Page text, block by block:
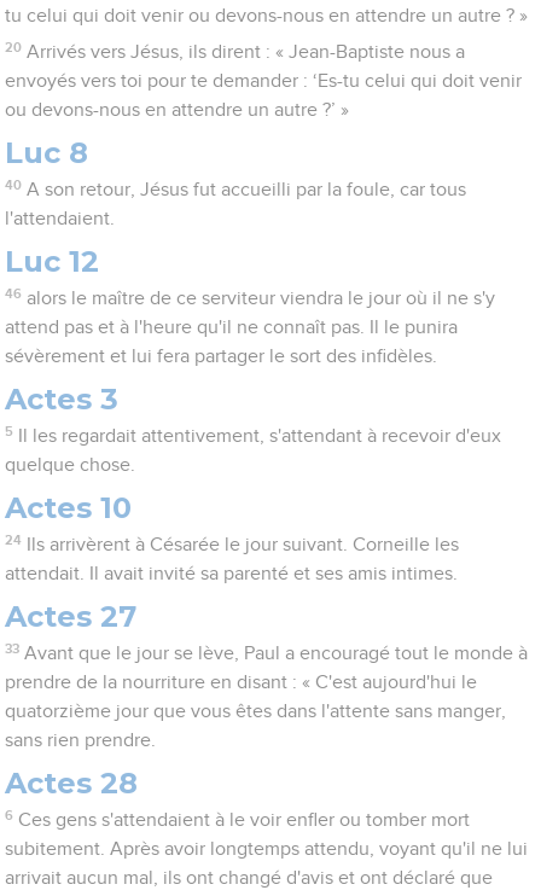
tu celui qui doit venir ou devons-nous en attendre un autre ? »
20 Arrivés vers Jésus, ils dirent : « Jean-Baptiste nous a
envoyés vers toi pour te demander : ‘Es-tu celui qui doit venir
ou devons-nous en attendre un autre ?’ »
Luc 8
40 A son retour, Jésus fut accueilli par la foule, car tous
l'attendaient.
Luc 12
46 alors le maître de ce serviteur viendra le jour où il ne s'y
attend pas et à l'heure qu'il ne connaît pas. Il le punira
sévèrement et lui fera partager le sort des infidèles.
Actes 3
5
Il les regardait attentivement, s'attendant à recevoir d'eux
quelque chose.
Actes 10
24
Ils arrivèrent à Césarée le jour suivant. Corneille les
attendait. Il avait invité sa parenté et ses amis intimes.
Actes 27
33 Avant que le jour se lève, Paul a encouragé tout le monde à
prendre de la nourriture en disant : « C'est aujourd'hui le
quatorzième jour que vous êtes dans l'attente sans manger,
sans rien prendre.
Actes 28
6 Ces gens s'attendaient à le voir enfler ou tomber mort
subitement. Après avoir longtemps attendu, voyant qu'il ne lui
arrivait aucun mal, ils ont changé d'avis et ont déclaré que